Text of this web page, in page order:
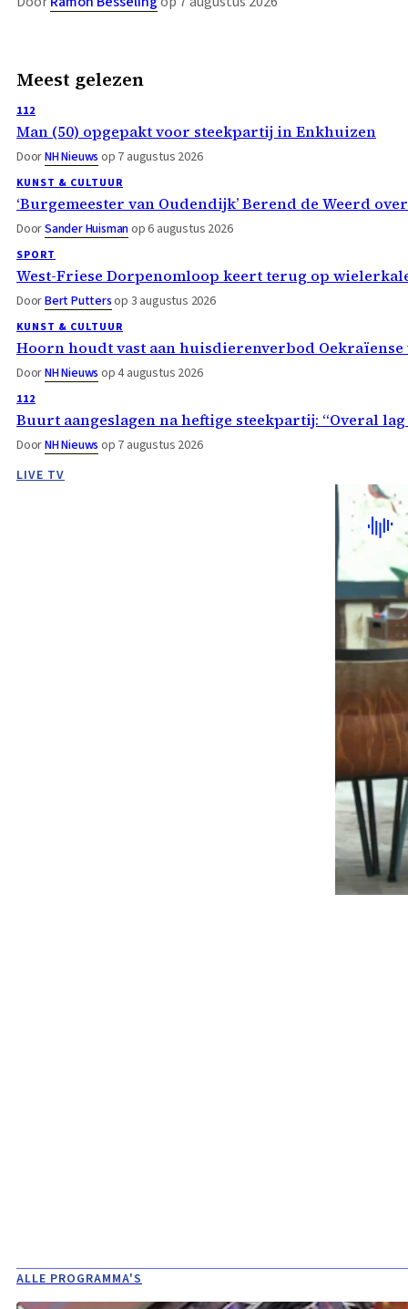
Meest gelezen
112
Man (50) opgepakt voor steekpartij in Enkhuizen
DoorNH Nieuws op 7 augustus 2026
KUNST & CULTUUR
‘Burgemeester van Oudendijk’ Berend de Weerd
DoorSander Huismanop 6 augustus 2026
SPORT
West-Friese Dorpenomloop keert terug op
DoorBert Puttersop 3 augustus 2026
KUNST & CULTUUR
Hoorn houdt vast aan huisdierenverbod
DoorNH Nieuws op 4 augustus 2026
112
Buurt aangeslagen na heftige steekpartij: “Overal
DoorNH Nieuws op 7 augustus 2026
LIVE TV
ALLE PROGRAMMA'S